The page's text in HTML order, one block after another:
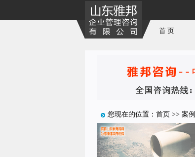
首页
您现在的位置： 首页 >> 案例